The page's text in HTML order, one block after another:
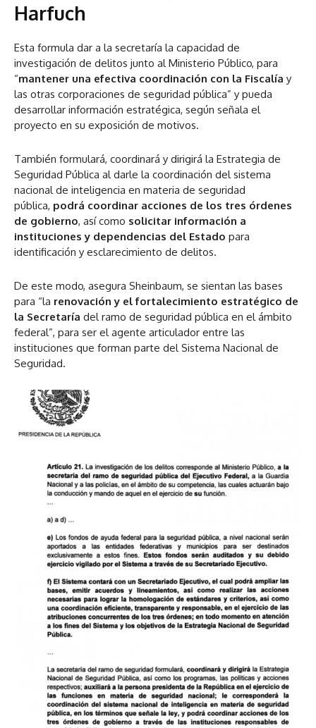
Harfuch
Esta formula dar a la secretaría la capacidad de
investigación de delitos junto al Ministerio Público, para
“mantener una efectiva coordinación con la Fiscalía y
las otras corporaciones de seguridad pública” y pueda
desarrollar información estratégica, según señala el
proyecto en su exposición de motivos.
También formulará, coordinará y dirigirá la Estrategia de
Seguridad Pública al darle la coordinación del sistema
nacional de inteligencia en materia de seguridad
pública, podrá coordinar acciones de los tres órdenes
de gobierno, así como solicitar información a
instituciones y dependencias del Estado para
identificación y esclarecimiento de delitos.
De este modo, asegura Sheinbaum, se sientan las bases
para “la renovación y el fortalecimiento estratégico de
la Secretaría del ramo de seguridad pública en el ámbito
federal”, para ser el agente articulador entre las
instituciones que forman parte del Sistema Nacional de
Seguridad.